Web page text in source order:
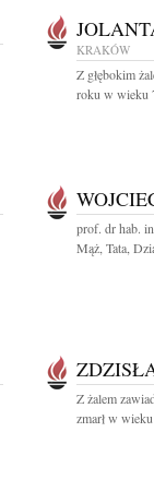
KRAKÓW
Z głębokim
roku w wieku
prof. dr hab.
Mąż, Tata,
Z żalem
zmarł w